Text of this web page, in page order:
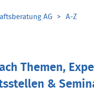
AG A-Z
Themen,
&